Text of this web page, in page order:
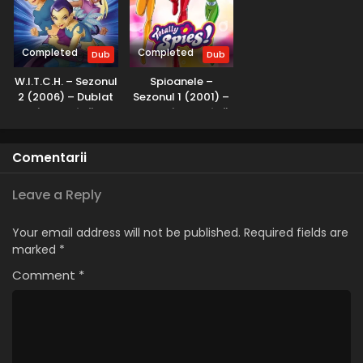
Miraculos: Buburuza și Motan Noir – Sezonul 5
Episodul 9 – Exaltare
Eps 9 - Exaltare - 9 April, 2025
Miraculos: Buburuza și Motan Noir – Sezonul 5
Episodul 8 – Reuniune
Eps 7 - Pasiune - 9 April, 2025
Miraculos: Buburuza și Motan Noir – Sezonul 5
Episodul 6 – Determinare
Completed Dub
W.I.T.C.H. – Sezonul
2 (2006) – Dublat
în Română
Completed Dub
Spioanele –
Sezonul 1 (2001) –
Dublat în Română
Comentarii
Leave a Reply
Your email address will not be published. Required fields are
marked *
Comment *